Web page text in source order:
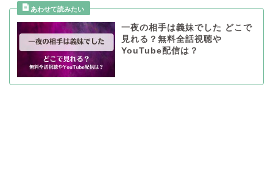
一夜の相手は義妹でした どこで
見れる？無料全話視聴や
YouTube配信は？